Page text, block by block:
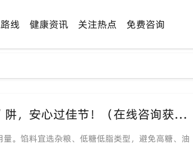
线 健康资讯 关注热点 免费咨询
【端午特辑】白斑朋友吃粽子有讲究？避开这些“馅”阱，安心过佳节！（在线咨询获取专属饮食清单）
。馅料宜选杂粮、低糖低脂类型，避免高糖、油